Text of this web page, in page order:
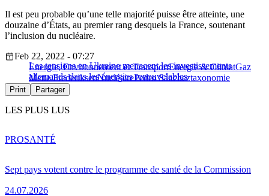
Il est peu probable qu’une telle majorité puisse être atteinte, une
douzaine d’États, au premier rang desquels la France, soutenant
l’inclusion du nucléaire.
Les tensions en Ukraine menacent les investissements
allemands dans les énergies renouvelables
Feb 22, 2022 - 07:27
Energie, Environnement et TransportEnergie & ClimatGaz
Mette FrederiksenNucléairePedro Sáncheztaxonomie
Print Partager
LES PLUS LUS
Sept pays votent contre le programme de santé de la Commission
24.07.2026
PROSANTÉ